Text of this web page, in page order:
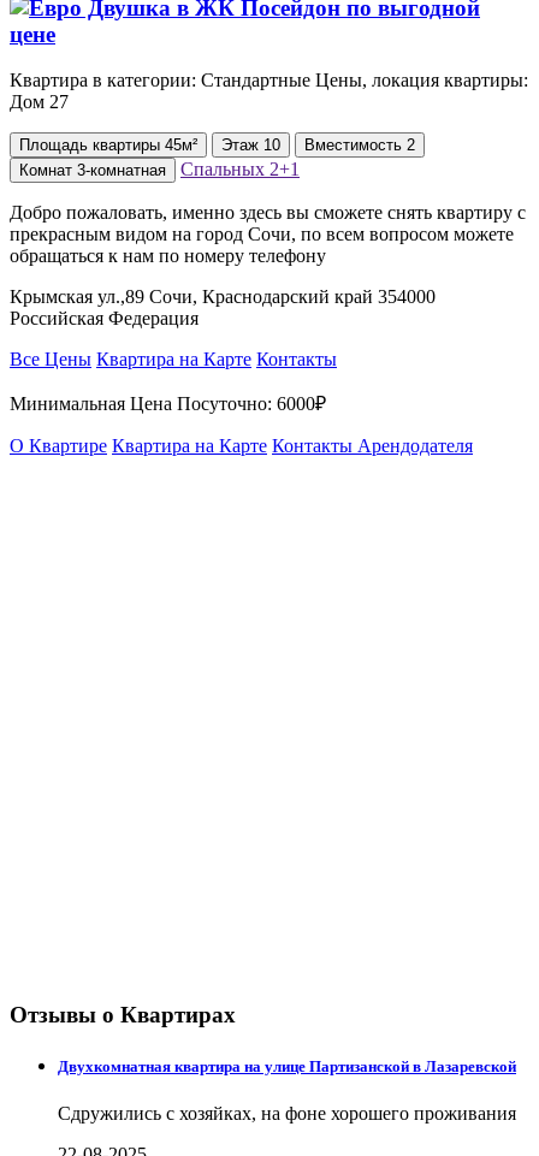
Квартира в категории: Стандартные Цены, локация квартиры:
Дом 27
Площадь квартиры 45м² Этаж 10 Вместимость 2
Комнат 3-комнатная Спальных 2+1
Добро пожаловать, именно здесь вы сможете снять квартиру с
прекрасным видом на город Сочи, по всем вопросом можете
обращаться к нам по номеру телефону
Крымская ул.,89 Сочи, Краснодарский край 354000
Российская Федерация
Все Цены Квартира на Карте Контакты
Минимальная Цена Посуточно: 6000₽
О Квартире Квартира на Карте Контакты Арендодателя
Отзывы о Квартирах
Двухкомнатная квартира на улице Партизанской в Лазаревской
Сдружились с хозяйках, на фоне хорошего проживания